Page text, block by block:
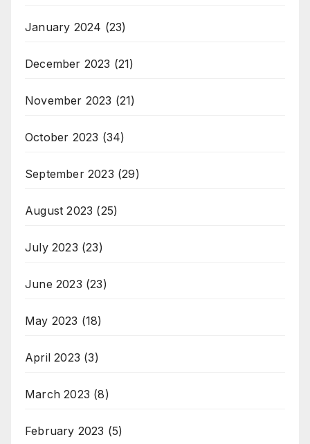
January 2024 (23)
December 2023 (21)
November 2023 (21)
October 2023 (34)
September 2023 (29)
August 2023 (25)
July 2023 (23)
June 2023 (23)
May 2023 (18)
April 2023 (3)
March 2023 (8)
February 2023 (5)